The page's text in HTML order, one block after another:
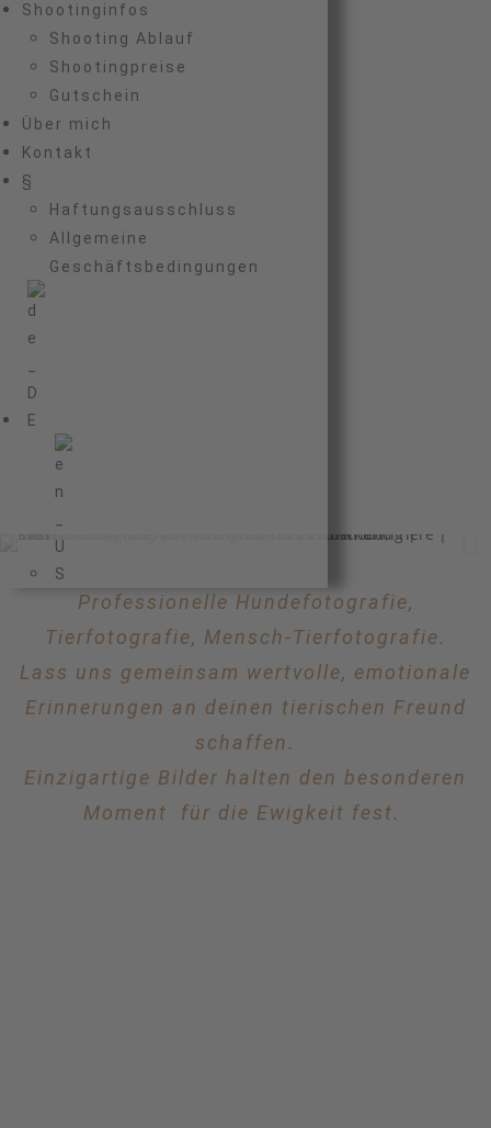
Shootinginfos
Shooting Ablauf
Shootingpreise
Gutschein
Über mich
Kontakt
§
Haftungsausschluss
Allgemeine
Geschäftsbedingungen
Professionelle Hundefotografie,
Tierfotografie, Mensch-Tierfotografie.
Lass uns gemeinsam wertvolle, emotionale
Erinnerungen an deinen tierischen Freund
schaffen.
Einzigartige Bilder halten den besonderen
Moment für die Ewigkeit fest.